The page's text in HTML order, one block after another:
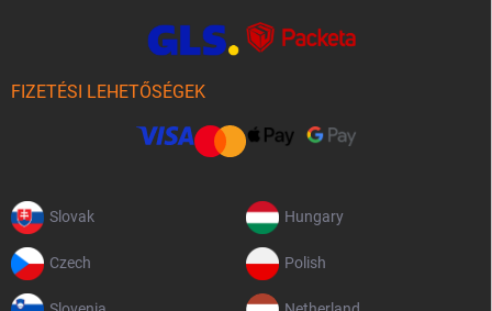
FIZETÉSI LEHETŐSÉGEK
Slovak Hungary
Czech Polish